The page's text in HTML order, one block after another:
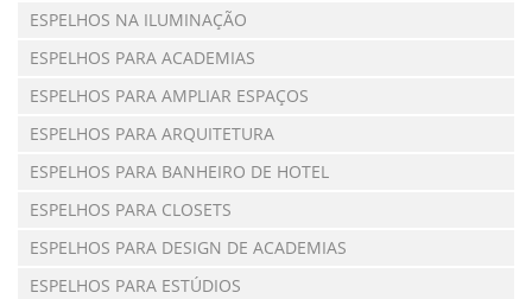
ESPELHOS NA ILUMINAÇÃO
ESPELHOS PARA ACADEMIAS
ESPELHOS PARA AMPLIAR ESPAÇOS
ESPELHOS PARA ARQUITETURA
ESPELHOS PARA BANHEIRO DE HOTEL
ESPELHOS PARA CLOSETS
ESPELHOS PARA DESIGN DE ACADEMIAS
ESPELHOS PARA ESTÚDIOS